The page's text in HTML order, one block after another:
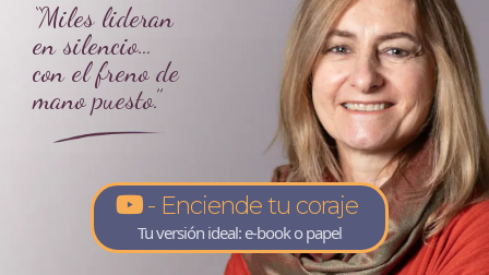
“Miles lideran
en silencio…
con el freno de
mano puesto.”
- Enciende tu coraje
Tu versión ideal: e-book o papel